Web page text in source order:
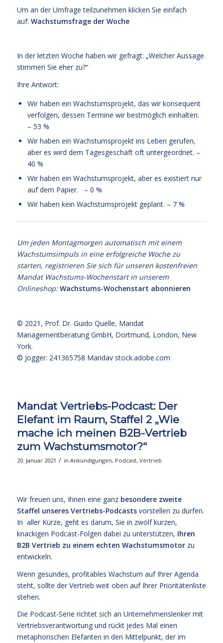
Um an der Umfrage teilzunehmen klicken Sie einfach
auf: Wachstumsfrage der Woche
In der letzten Woche haben wir gefragt: „Welcher Aussage
stimmen Sie eher zu?“
Ihre Antwort:
Wir haben ein Wachstumsprojekt, das wir konsequent
verfolgen, dessen Termine wir bestmöglich einhalten.
– 53 %
Wir haben ein Wachstumsprojekt ins Leben gerufen,
aber es wird dem Tagesgeschäft oft untergeordnet. –
40 %
Wir haben ein Wachstumsprojekt, aber es existiert nur
auf dem Papier. – 0 %
Wir haben kein Wachstumsprojekt geplant. – 7 %
Um jeden Montagmorgen automatisch mit einem
Wachstumsimpuls in eine erfolgreiche Woche zu
starten, registrieren Sie sich für unseren kostenfreien
Mandat Wachstums-Wochenstart in unserem
Onlineshop:Wachstums-Wochenstart abonnieren
© 2021, Prof. Dr. Guido Quelle, Mandat
Managementberatung GmbH, Dortmund, London, New
York.
© Jogger: 241365758 Maridav stock.adobe.com
Mandat Vertriebs-Podcast: Der
Elefant im Raum, Staffel 2 „Wie
mache ich meinen B2B-Vertrieb
zum Wachstumsmotor?“
20. Januar 2021 / in Ankündigungen, Podcast, Vertrieb
Wir freuen uns, Ihnen eine ganz besondere zweite
Staffel unseres Vertriebs-Podcasts vorstellen zu dürfen.
In aller Kürze, geht es darum, Sie in zwölf kurzen,
knackigen Podcast-Folgen dabei zu unterstützen, Ihren
B2B Vertrieb zu einem echten Wachstumsmotorzu
entwickeln.
Wenn gesundes, profitables Wachstum auf Ihrer Agenda
steht, sollte der Vertrieb weit oben auf Ihrer Prioritätenliste
stehen.
Die Podcast-Serie richtet sich an Unternehmenslenker mit
Vertriebsverantwortung und rückt jedes Mal einen
metaphorischen Elefanten in den Mittelpunkt, der im